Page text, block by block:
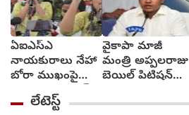
ఏఐఎస్ఎ
నాయకురాలు నేహా
బోరా ముఖంపై
సిరా, ఇది జంతర్
మంతర్ కాదంటూ...
వైకాపా మాజీ
మంత్రి అప్పలరాజు
బెయిల్ పిటిషన్‌
లేటెస్ట్